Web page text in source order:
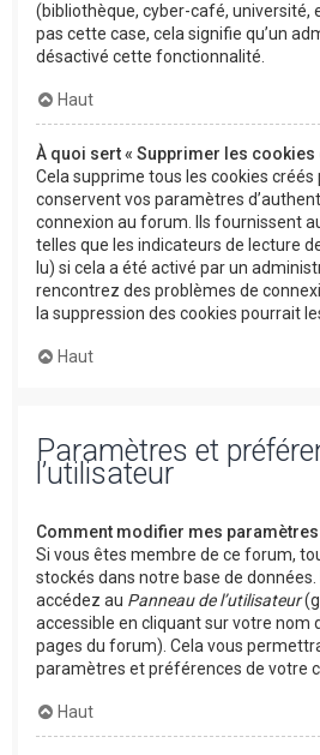
(bibliothèque, cyber-café, université,
pas cette case, cela signifie qu’un
désactivé cette fonctionnalité.
Haut
À quoi sert « Supprimer les cookies
Cela supprime tous les cookies créés
conservent vos paramètres
connexion au forum. Ils fournissent
telles que les indicateurs de lecture
lu) si cela a été activé par un
rencontrez des problèmes de
la suppression des cookies pourrait
Haut
Paramètres et
l’utilisateur
Comment modifier mes paramètres
Si vous êtes membre de ce forum,
stockés dans notre base de
accédez au Panneau de l’utilisateur
accessible en cliquant sur votre nom
pages du forum). Cela vous
paramètres et préférences de votre
Haut